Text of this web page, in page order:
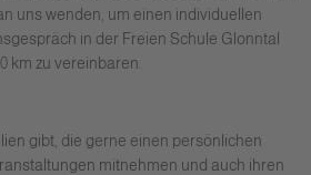
uns wenden, um einen individuellen
in der Freien Schule Glonntal
km zu vereinbaren.
gibt, die gerne einen persönlichen
mitnehmen und auch ihren